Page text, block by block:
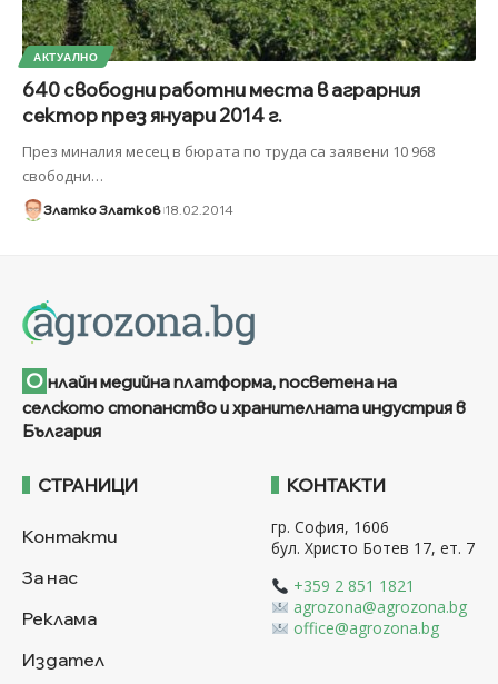
АКТУАЛНО
640 свободни работни места в аграрния
сектор през януари 2014 г.
През миналия месец в бюрата по труда са заявени 10 968
свободни…
Златко Златков 18.02.2014
О нлайн медийна платформа, посветена на
селското стопанство и хранителната индустрия в
България
СТРАНИЦИ
Контакти
За нас
Реклама
Издател
КОНТАКТИ
гр. София, 1606
бул. Христо Ботев 17, ет. 7
+359 2 851 1821
agrozona@agrozona.bg
office@agrozona.bg